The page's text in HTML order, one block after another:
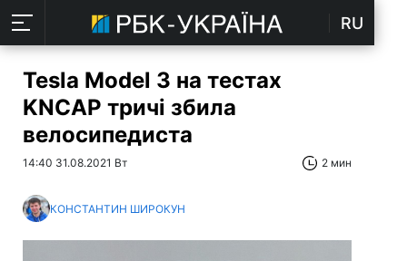
RU
Tesla Model 3 на тестах
KNCAP тричі збила
велосипедиста
14:40 31.08.2021 Вт 2 мин
КОНСТАНТИН ШИРОКУН